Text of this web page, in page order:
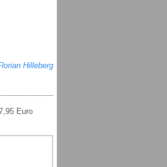
Hilleberg
Euro